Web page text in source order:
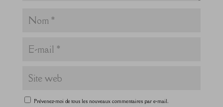
Prévenez-moi de tous les nouveaux commentaires par e-mail.